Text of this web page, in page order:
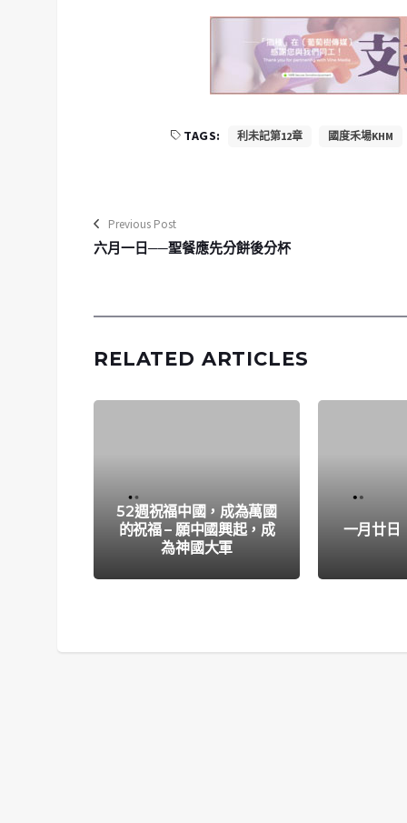
TAGS: 利未記第12章 國度禾場KHM
Previous Post
六月一日──聖餐應先分餅後分杯
RELATED ARTICLES
52週祝福中國，成為萬國
的祝福 – 願中國興起，成
為神國大軍
一月廿